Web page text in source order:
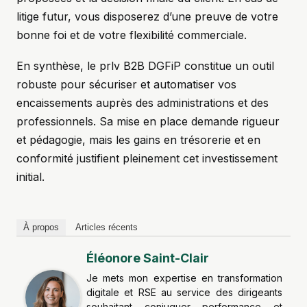
litige futur, vous disposerez d’une preuve de votre
bonne foi et de votre flexibilité commerciale.
En synthèse, le prlv B2B DGFiP constitue un outil
robuste pour sécuriser et automatiser vos
encaissements auprès des administrations et des
professionnels. Sa mise en place demande rigueur
et pédagogie, mais les gains en trésorerie et en
conformité justifient pleinement cet investissement
initial.
À propos Articles récents
Éléonore Saint-Clair
Je mets mon expertise en transformation
digitale et RSE au service des dirigeants